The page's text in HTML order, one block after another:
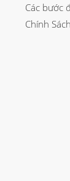
Các bước
Chính